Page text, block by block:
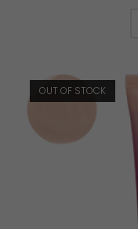
OUT OF STOCK